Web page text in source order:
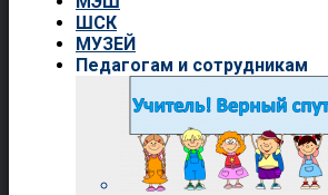
ШСК
МУЗЕЙ
Педагогам и сотрудникам